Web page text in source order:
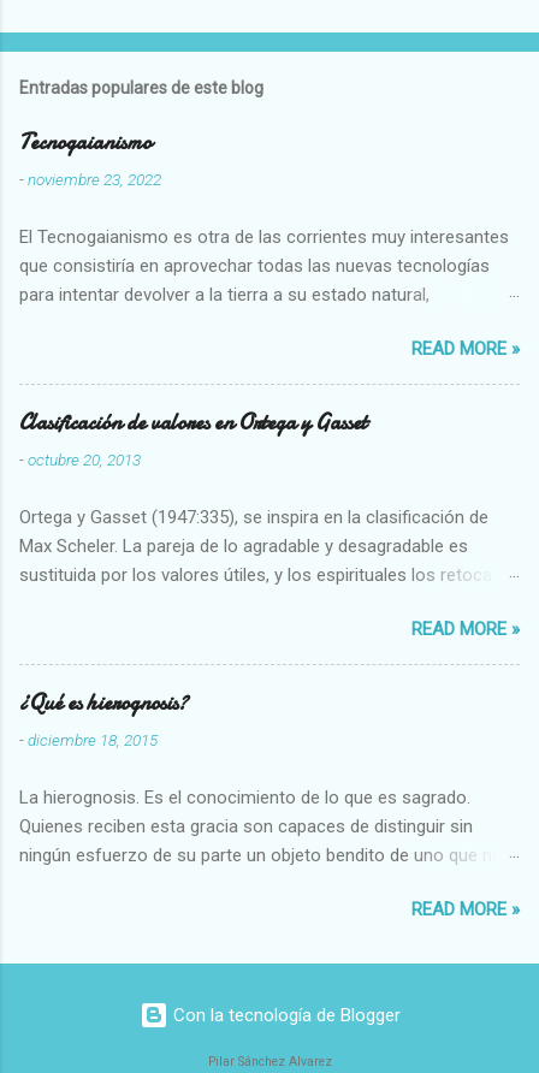
Entradas populares de este blog
Tecnogaianismo
-noviembre 23, 2022
El Tecnogaianismo es otra de las corrientes muy interesantes
que consistiría en aprovechar todas las nuevas tecnologías
para intentar devolver a la tierra a su estado natural,
READ MORE »
Clasificación de valores en Ortega y Gasset
-octubre 20, 2013
Ortega y Gasset (1947:335), se inspira en la clasificación de
Max Scheler. La pareja de lo agradable y desagradable es
sustituida por los valores útiles, y los espirituales los retoca.
Abundante-Escaso,etc 2 VITALES Sano-Enfermo Selecto-
Vulgar Enérgico-Inerte Fuerte-Débil,etc. 3 ESPIRITUALES a)
Intelectuales Conocimiento-Error Exacto-Aproximado
Evidente-Probable,etc b) Morales Bueno-malo Bondadoso-
malvado Justo-Injusto Escrupuloso-Relajado Leal-Desleal,etc.
Armonioso-Inarmonioso 4 RELIGIOSOS Santo-Pr...
READ MORE »
¿Qué es hierognosis?
-diciembre 18, 2015
La hierognosis. Es el conocimiento de lo que es sagrado.
Quienes reciben esta gracia son capaces de distinguir sin
ningún esfuerzo de su parte un objeto bendito de uno que no
READ MORE »
Con la tecnología de Blogger
Pilar Sánchez Alvarez